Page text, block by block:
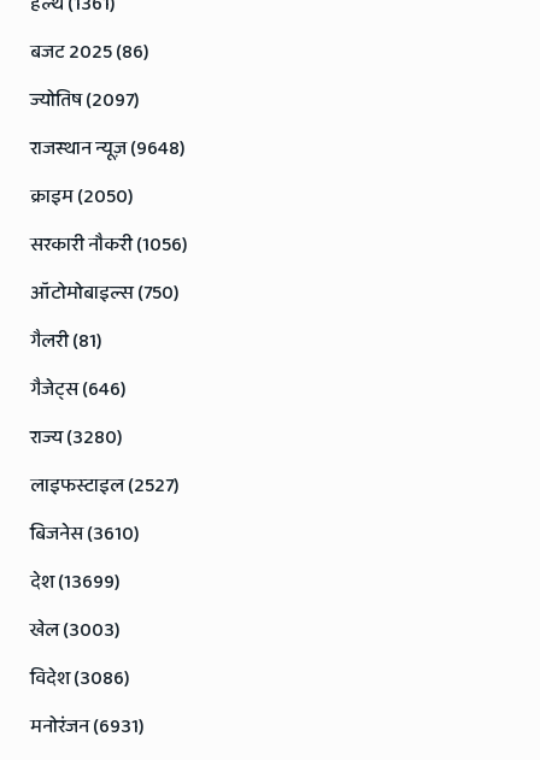
बजट 2025 (86)
ज्योतिष (2097)
राजस्थान न्यूज़ (9648)
क्राइम (2050)
सरकारी नौकरी (1056)
ऑटोमोबाइल्स (750)
गैलरी (81)
गैजेट्स (646)
राज्य (3280)
लाइफस्टाइल (2527)
बिजनेस (3610)
देश (13699)
खेल (3003)
विदेश (3086)
मनोरंजन (6931)